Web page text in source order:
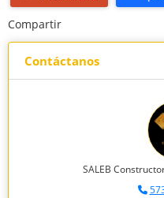
Compartir
Contáctanos
SALEB